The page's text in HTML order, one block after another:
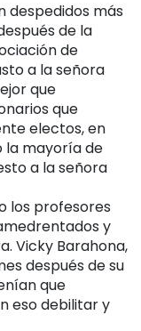
despedidos más
de la
de
a la señora
que
que
electos, en
la mayoría de
a la señora
los profesores
y
Vicky Barahona,
después de su
que
eso debilitar y